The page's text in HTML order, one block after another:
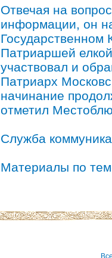
Отвечая на
информации, он
Государственном
Патриаршей
участвовал и
Патриарх
начинание
отметил
Служба
Материалы по